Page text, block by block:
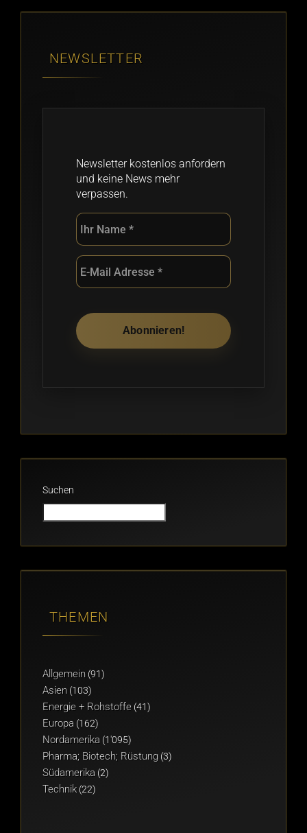
NEWSLETTER
Newsletter kostenlos anfordern
und keine News mehr
verpassen.
Suchen
THEMEN
Allgemein (91)
Asien (103)
Energie + Rohstoffe (41)
Europa (162)
Nordamerika (1'095)
Pharma; Biotech; Rüstung (3)
Südamerika (2)
Technik(22)